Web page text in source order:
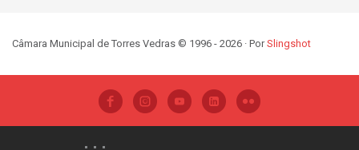
Câmara Municipal de Torres Vedras © 1996 - 2026 · PorSlingshot